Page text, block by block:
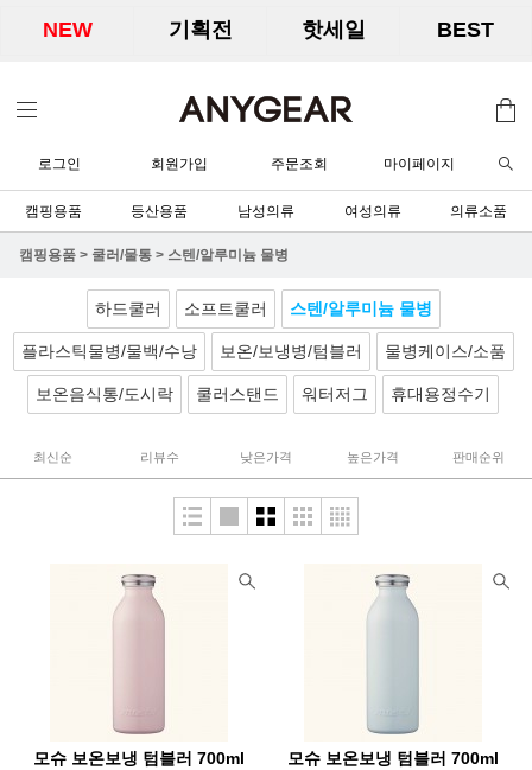
NEW 기획전 핫세일 BEST
로그인 회원가입 주문조회 마이페이지
캠핑용품 등산용품 남성의류 여성의류 의류소품
캠핑용품 > 쿨러/물통 > 스텐/알루미늄 물병
하드쿨러 소프트쿨러 스텐/알루미늄 물병
플라스틱물병/물백/수낭 보온/보냉병/텀블러 물병케이스/소품
보온음식통/도시락 쿨러스탠드 워터저그 휴대용정수기
최신순 리뷰수 낮은가격 높은가격 판매순위
모슈 보온보냉 텀블러 700ml
모슈 보온보냉 텀블러 700ml